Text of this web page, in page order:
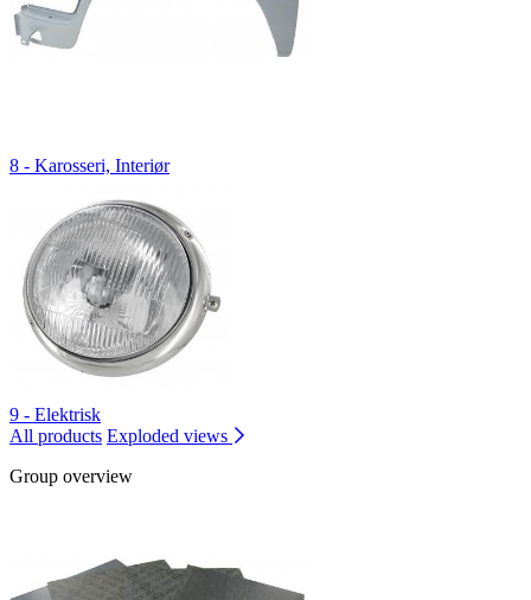
8 - Karosseri, Interiør
9 - Elektrisk
All products Exploded views
Group overview